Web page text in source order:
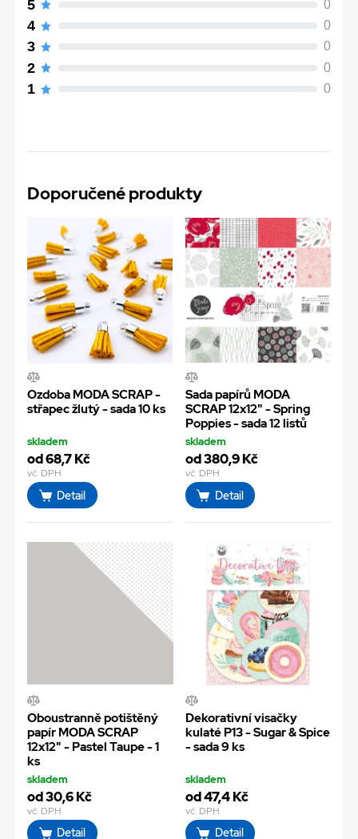
5 0
4 0
3 0
2 0
1 0
Doporučené produkty
Ozdoba MODA SCRAP -
střapec žlutý - sada 10 ks
skladem
od 68,7 Kč
vč. DPH
Detail
Sada papírů MODA
SCRAP 12x12" - Spring
Poppies - sada 12 listů
skladem
od 380,9 Kč
vč. DPH
Detail
Oboustranně potištěný
papír MODA SCRAP
12x12" - Pastel Taupe - 1
ks
skladem
od 30,6 Kč
vč. DPH
Detail
Dekorativní visačky
kulaté P13 - Sugar & Spice
- sada 9 ks
skladem
od 47,4 Kč
vč. DPH
Detail